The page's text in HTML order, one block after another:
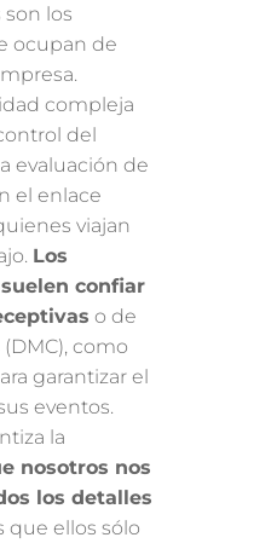
son los
ocupan de
compleja
del
evaluación de
el enlace
viajan
Los
confiar
o de
como
garantizar el
eventos.
la
nosotros nos
los detalles
que ellos sólo